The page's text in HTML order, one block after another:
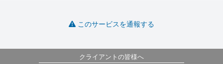
このサービスを通報する
クライアントの皆様へ